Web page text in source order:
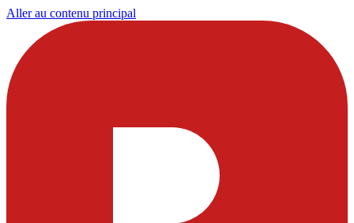
Aller au contenu principal